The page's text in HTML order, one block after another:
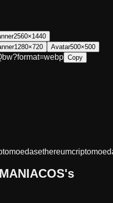
2560×1440
1280×720 Avatar500×500
Copy
ethereum
's